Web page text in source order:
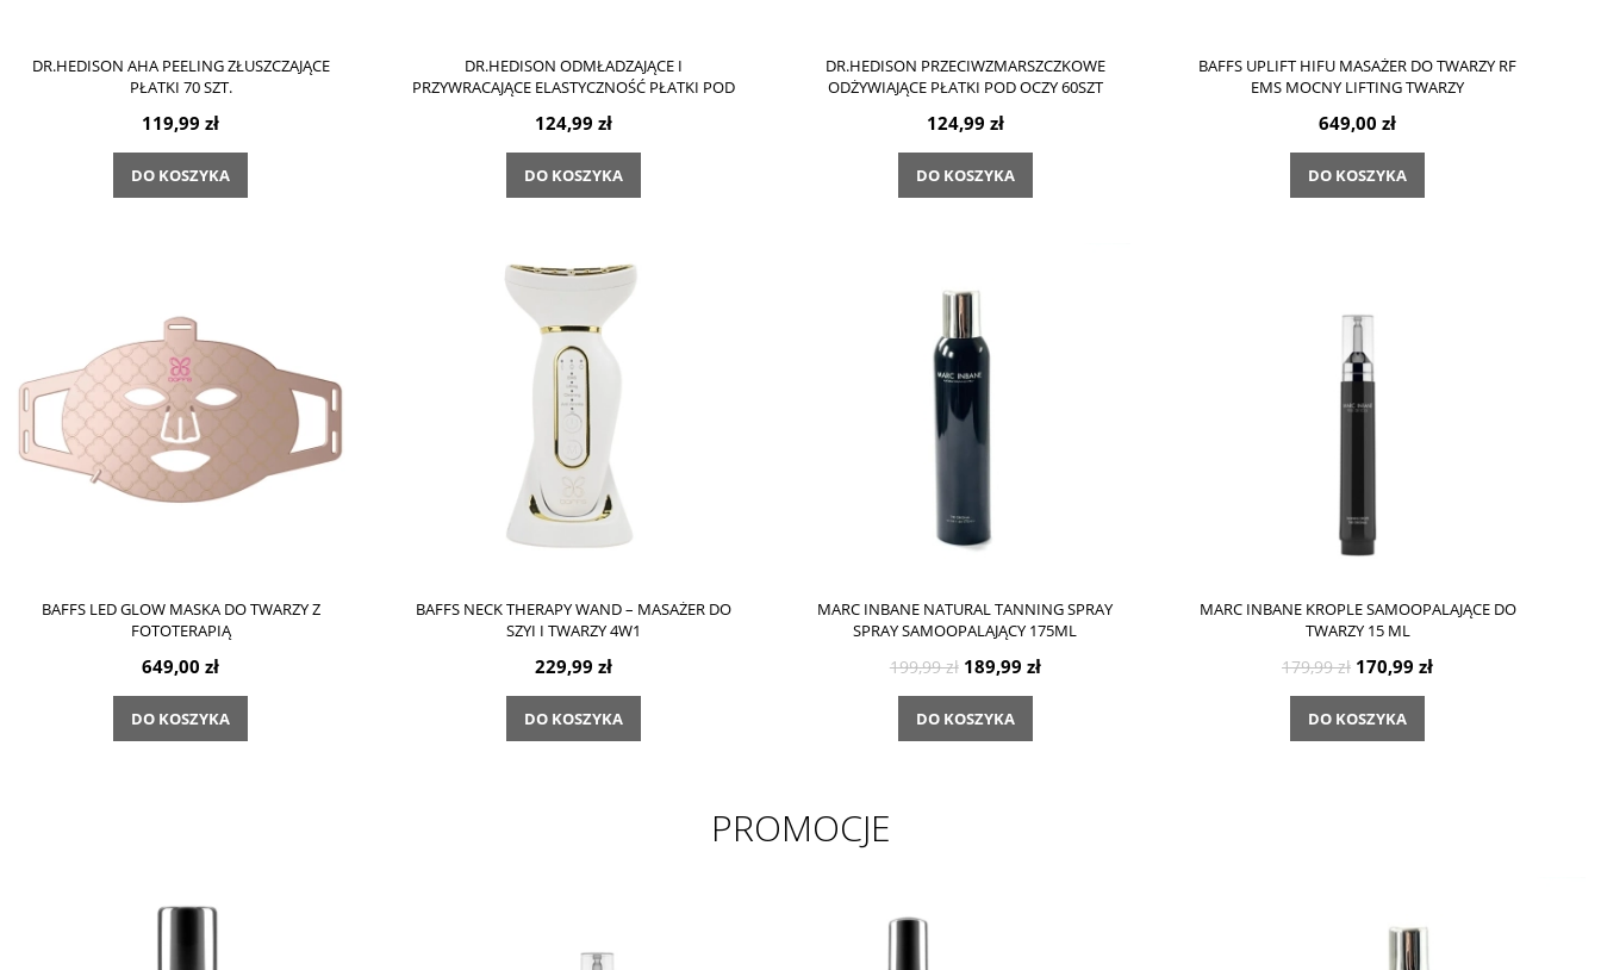
DR.HEDISON AHA PEELING ZŁUSZCZAJĄCE
PŁATKI 70 SZT.
119,99 zł
DO KOSZYKA
DR.HEDISON ODMŁADZAJĄCE I
PRZYWRACAJĄCE ELASTYCZNOŚĆ PŁATKI POD
124,99 zł
DO KOSZYKA
DR.HEDISON PRZECIWZMARSZCZKOWE
ODŻYWIAJĄCE PŁATKI POD OCZY 60SZT
124,99 zł
DO KOSZYKA
BAFFS UPLIFT HIFU MASAŻER DO TWARZY RF
EMS MOCNY LIFTING TWARZY
649,00 zł
DO KOSZYKA
BAFFS LED GLOW MASKA DO TWARZY Z
FOTOTERAPIĄ
649,00 zł
DO KOSZYKA
BAFFS NECK THERAPY WAND – MASAŻER DO
SZYI I TWARZY 4W1
229,99 zł
DO KOSZYKA
MARC INBANE NATURAL TANNING SPRAY
SPRAY SAMOOPALAJĄCY 175ML
199,99 zł 189,99 zł
DO KOSZYKA
MARC INBANE KROPLE SAMOOPALAJĄCE DO
TWARZY 15 ML
179,99 zł 170,99 zł
DO KOSZYKA
PROMOCJE